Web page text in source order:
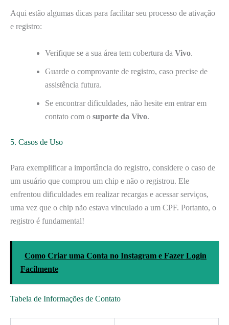
Aqui estão algumas dicas para facilitar seu processo de ativação
e registro:
Verifique se a sua área tem cobertura da Vivo.
Guarde o comprovante de registro, caso precise de
assistência futura.
Se encontrar dificuldades, não hesite em entrar em
contato com o suporte da Vivo.
5. Casos de Uso
Para exemplificar a importância do registro, considere o caso de
um usuário que comprou um chip e não o registrou. Ele
enfrentou dificuldades em realizar recargas e acessar serviços,
uma vez que o chip não estava vinculado a um CPF. Portanto, o
registro é fundamental!
Como Criar uma Conta no Instagram e Fazer Login
Facilmente
Tabela de Informações de Contato